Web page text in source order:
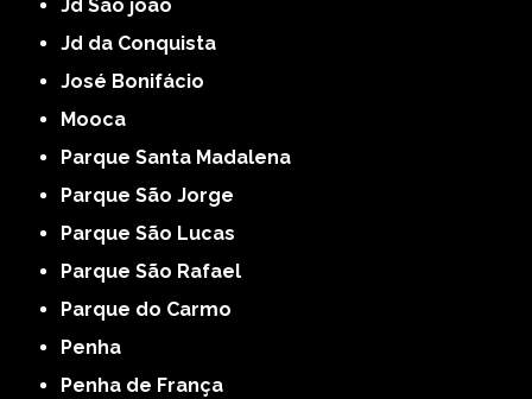
Jd São joão
Jd da Conquista
José Bonifácio
Mooca
Parque Santa Madalena
Parque São Jorge
Parque São Lucas
Parque São Rafael
Parque do Carmo
Penha
Penha de França